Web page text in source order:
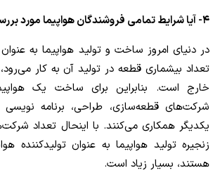
۴- آیا شرایط تمامی فروشندگان هواپیما مورد بررسی قرار گرفته است؟
در دنیای امروز ساخت و تولید هواپیما به
تعداد بیشماری قطعه در تولید آن به کار
خارج است. بنابراین برای ساخت یک
شرکت‌های قطعه‌سازی، طراحی، برنامه
یکدیگر همکاری می‌کنند. با اینحال تعداد
زنجیره تولید هواپیما به عنوان تولیدکننده
هستند، بسیار زیاد است.